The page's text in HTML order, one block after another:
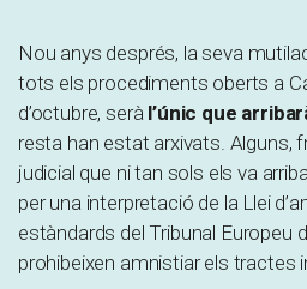
Nou anys després, la seva
tots els procediments oberts a
d’octubre, serà l’únic que
resta han estat arxivats. Alguns,
judicial que ni tan sols els va
per una interpretació de la Llei
estàndards del Tribunal Europeu
prohibeixen amnistiar els tractes